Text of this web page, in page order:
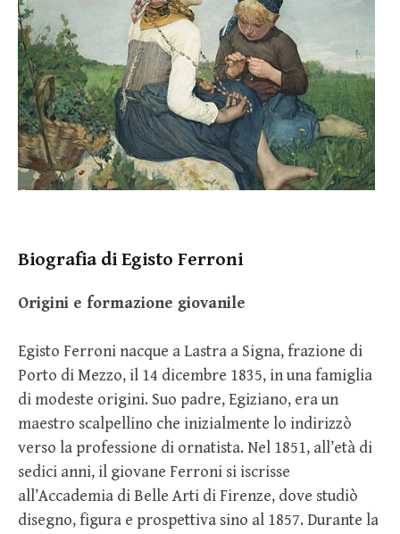
Biografia di Egisto Ferroni
Origini e formazione giovanile
Egisto Ferroni nacque a Lastra a Signa, frazione di
Porto di Mezzo, il 14 dicembre 1835, in una famiglia
di modeste origini. Suo padre, Egiziano, era un
maestro scalpellino che inizialmente lo indirizzò
verso la professione di ornatista. Nel 1851, all’età di
sedici anni, il giovane Ferroni si iscrisse
all’Accademia di Belle Arti di Firenze, dove studiò
disegno, figura e prospettiva sino al 1857. Durante la